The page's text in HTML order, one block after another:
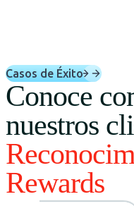
Casos de Éxito
Conoce
nuestros
Rewards